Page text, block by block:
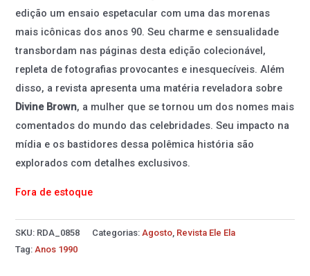
edição um ensaio espetacular com uma das morenas
mais icônicas dos anos 90. Seu charme e sensualidade
transbordam nas páginas desta edição colecionável,
repleta de fotografias provocantes e inesquecíveis. Além
disso, a revista apresenta uma matéria reveladora sobre
Divine Brown, a mulher que se tornou um dos nomes mais
comentados do mundo das celebridades. Seu impacto na
mídia e os bastidores dessa polêmica história são
explorados com detalhes exclusivos.
Fora de estoque
SKU: RDA_0858 Categorias: Agosto Revista Ele Ela
Tag: Anos 1990